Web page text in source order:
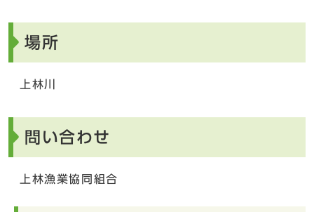
場所
上林川
問い合わせ
上林漁業協同組合